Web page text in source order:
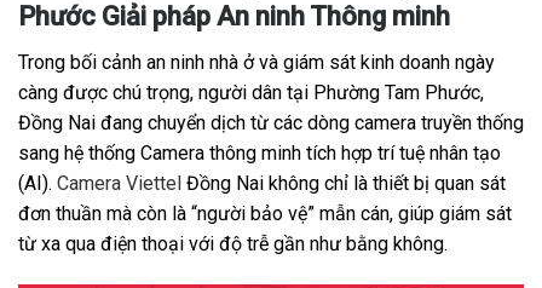
Phước Giải pháp An ninh Thông minh
Trong bối cảnh an ninh nhà ở và giám sát kinh doanh ngày
càng được chú trọng, người dân tại Phường Tam Phước,
Đồng Nai đang chuyển dịch từ các dòng camera truyền thống
sang hệ thống Camera thông minh tích hợp trí tuệ nhân tạo
(AI). Camera Viettel Đồng Nai không chỉ là thiết bị quan sát
đơn thuần mà còn là “người bảo vệ” mẫn cán, giúp giám sát
từ xa qua điện thoại với độ trễ gần như bằng không.